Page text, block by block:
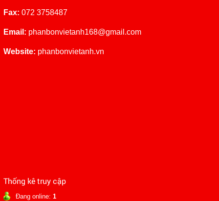
Fax: 072 3758487
Email: phanbonvietanh168@gmail.com
Website: phanbonvietanh.vn
Thống kê truy cập
Đang online: 1